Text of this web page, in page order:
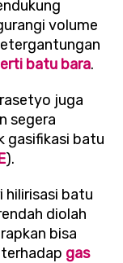
volume
batu bara.
juga
segera
gasifikasi batu
).
hilirisasi batu
diolah
bisa
gas